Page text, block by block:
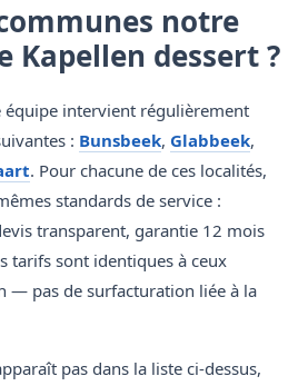
notre
Kapellen dessert ?
équipe intervient régulièrement
: Bunsbeek, Glabbeek,
. Pour chacune de ces localités,
standards de service :
transparent, garantie 12 mois
tarifs sont identiques à ceux
— pas de surfacturation liée à la
pas dans la liste ci-dessus,